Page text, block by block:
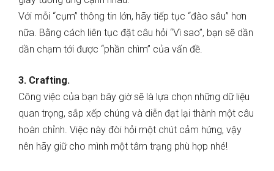
Với mỗi “cụm” thông tin lớn, hãy tiếp tục “đào sâu” hơn
nữa. Bằng cách liên tục đặt câu hỏi “Vì sao”, bạn sẽ dần
dần chạm tới được “phần chìm” của vấn đề.
3. Crafting.
Công việc của bạn bây giờ sẽ là lựa chọn những dữ liệu
quan trọng, sắp xếp chúng và diễn đạt lại thành một câu
hoàn chỉnh. Việc này đòi hỏi một chút cảm hứng, vậy
nên hãy giữ cho mình một tâm trạng phù hợp nhé!